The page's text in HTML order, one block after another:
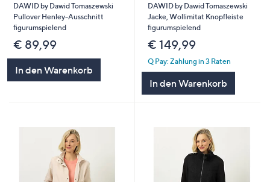
DAWID by Dawid Tomaszewski
Pullover Henley-Ausschnitt
figurumspielend
€ 89,99
In den Warenkorb
DAWID by Dawid Tomaszewski
Jacke, Wollimitat Knopfleiste
figurumspielend
€ 149,99
Q Pay: Zahlung in 3 Raten
In den Warenkorb